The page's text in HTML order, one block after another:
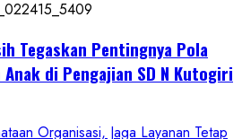
Tegaskan Pentingnya Pola
di Pengajian SD N Kutogiri
Organisasi, Jaga Layanan Tetap